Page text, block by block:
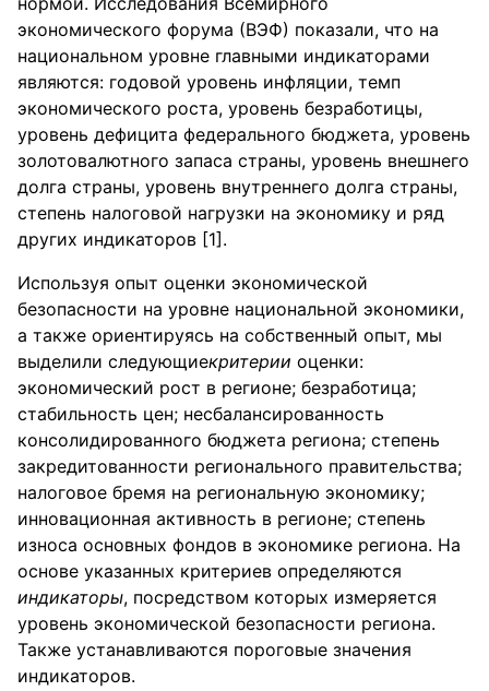
экономического форума (ВЭФ) показали, что на
национальном уровне главными индикаторами
являются: годовой уровень инфляции, темп
экономического роста, уровень безработицы,
уровень дефицита федерального бюджета, уровень
золотовалютного запаса страны, уровень внешнего
долга страны, уровень внутреннего долга страны,
степень налоговой нагрузки на экономику и ряд
других индикаторов [1].
Используя опыт оценки экономической
безопасности на уровне национальной экономики,
а также ориентируясь на собственный опыт, мы
выделили следующиекритерии оценки:
экономический рост в регионе; безработица;
стабильность цен; несбалансированность
консолидированного бюджета региона; степень
закредитованности регионального правительства;
налоговое бремя на региональную экономику;
инновационная активность в регионе; степень
износа основных фондов в экономике региона. На
основе указанных критериев определяются
индикаторы, посредством которых измеряется
уровень экономической безопасности региона.
Также устанавливаются пороговые значения
индикаторов.